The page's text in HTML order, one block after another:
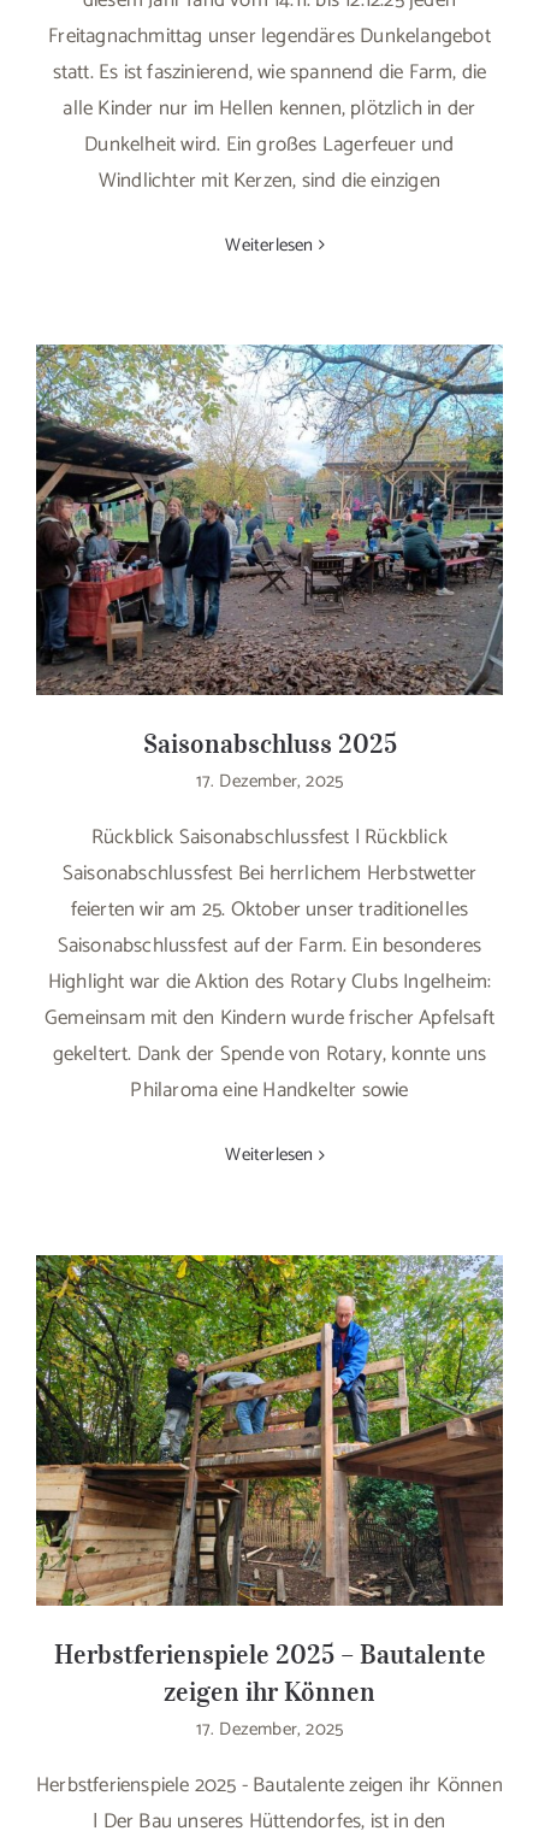
Freitagnachmittag unser legendäres Dunkelangebot
statt. Es ist faszinierend, wie spannend die Farm, die
alle Kinder nur im Hellen kennen, plötzlich in der
Dunkelheit wird. Ein großes Lagerfeuer und
Windlichter mit Kerzen, sind die einzigen
Weiterlesen
Saisonabschluss 2025
17. Dezember, 2025
Rückblick Saisonabschlussfest | Rückblick
Saisonabschlussfest Bei herrlichem Herbstwetter
feierten wir am 25. Oktober unser traditionelles
Saisonabschlussfest auf der Farm. Ein besonderes
Highlight war die Aktion des Rotary Clubs Ingelheim:
Gemeinsam mit den Kindern wurde frischer Apfelsaft
gekeltert. Dank der Spende von Rotary, konnte uns
Philaroma eine Handkelter sowie
Weiterlesen
Herbstferienspiele 2025 – Bautalente
zeigen ihr Können
17. Dezember, 2025
Herbstferienspiele 2025 - Bautalente zeigen ihr Können
| Der Bau unseres Hüttendorfes, ist in den